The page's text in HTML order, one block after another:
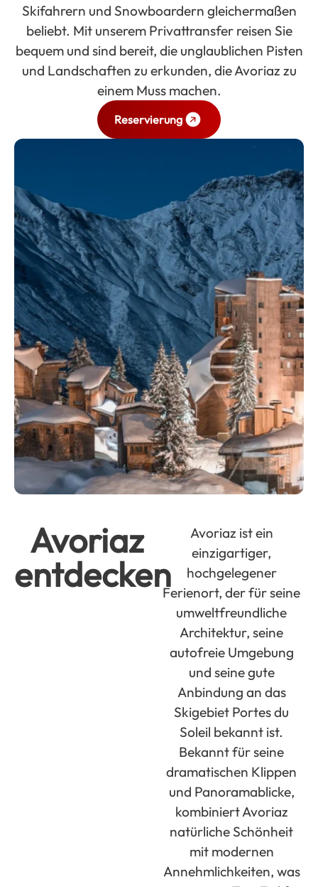
Skifahrern und Snowboardern gleichermaßen
beliebt. Mit unserem Privattransfer reisen Sie
bequem und sind bereit, die unglaublichen Pisten
und Landschaften zu erkunden, die Avoriaz zu
einem Muss machen.
Reservierung
Avoriaz
entdecken
Avoriaz ist ein
einzigartiger,
hochgelegener
Ferienort, der für seine
umweltfreundliche
Architektur, seine
autofreie Umgebung
und seine gute
Anbindung an das
Skigebiet Portes du
Soleil bekannt ist.
Bekannt für seine
dramatischen Klippen
und Panoramablicke,
kombiniert Avoriaz
natürliche Schönheit
mit modernen
Annehmlichkeiten, was